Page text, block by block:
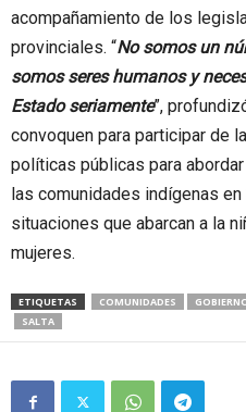
acompañamiento de los
provinciales. “No somos un
somos seres humanos y
Estado seriamente”,
convoquen para participar de
políticas públicas para
las comunidades indígenas
situaciones que abarcan a la
mujeres.
ETIQUETAS COMUNIDADES
SALTA